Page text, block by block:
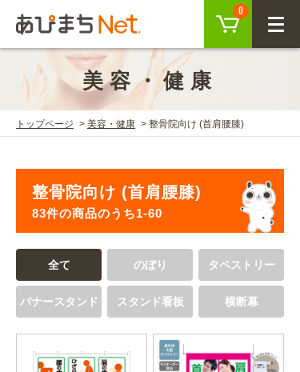
0
CLOSE
ログイン
会員登録
商品を探す
SEARCH
KEYWORD
注目キーワード
ご利用ガイド
初めての方へ
美容・健康
トップページ 美容・健康 整骨院向け (首肩腰膝)
整骨院向け (首肩腰膝)
83件の商品のうち1-60
全て のぼり タペストリー
バナースタンド スタンド看板 横断幕